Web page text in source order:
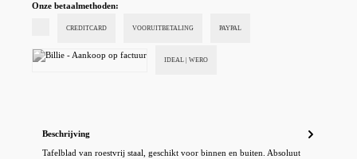
Onze betaalmethoden:
CREDITCARD VOORUITBETALING PAYPAL
IDEAL | WERO
Beschrijving
Tafelblad van roestvrij staal, geschikt voor binnen en buiten. Absoluut